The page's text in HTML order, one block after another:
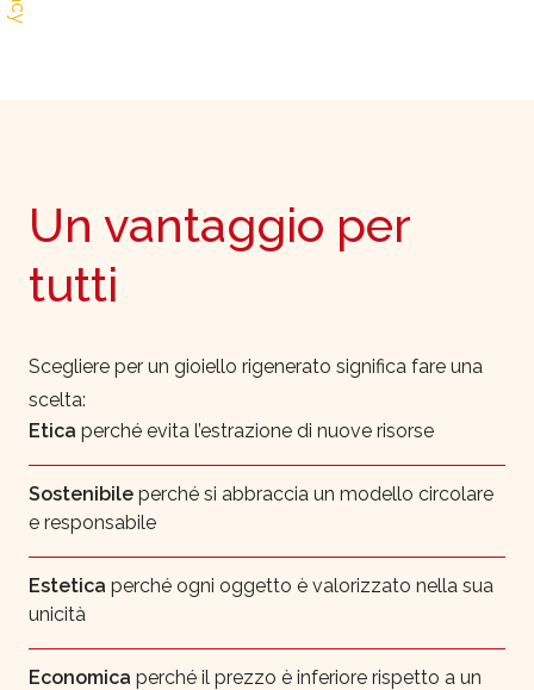
Un vantaggio per
tutti
Scegliere per un gioiello rigenerato significa fare una
scelta:
Etica perché evita l’estrazione di nuove risorse
Sostenibile perché si abbraccia un modello circolare
e responsabile
Estetica perché ogni oggetto è valorizzato nella sua
unicità
Economica perché il prezzo è inferiore rispetto a un